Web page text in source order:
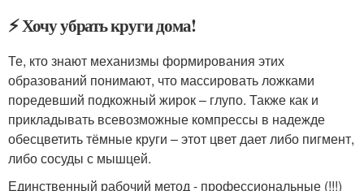
⚡ Хочу убрать круги дома!
Те, кто знают механизмы формирования этих
образований понимают, что массировать ложками
поредевший подкожный жирок – глупо. Также как и
прикладывать всевозможные компрессы в надежде
обесцветить тёмные круги – этот цвет дает либо пигмент,
либо сосуды с мышцей.
Единственный рабочий метод - профессиональные (!!!)